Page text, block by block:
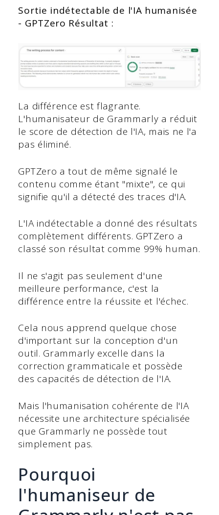
Sortie indétectable de l'IA humanisée
- GPTZero Résultat :
La différence est flagrante.
L'humanisateur de Grammarly a réduit
le score de détection de l'IA, mais ne l'a
pas éliminé.
GPTZero a tout de même signalé le
contenu comme étant "mixte", ce qui
signifie qu'il a détecté des traces d'IA.
L'IA indétectable a donné des résultats
complètement différents. GPTZero a
classé son résultat comme 99% human.
Il ne s'agit pas seulement d'une
meilleure performance, c'est la
différence entre la réussite et l'échec.
Cela nous apprend quelque chose
d'important sur la conception d'un
outil. Grammarly excelle dans la
correction grammaticale et possède
des capacités de détection de l'IA.
Mais l'humanisation cohérente de l'IA
nécessite une architecture spécialisée
que Grammarly ne possède tout
simplement pas.
Pourquoi
l'humaniseur de